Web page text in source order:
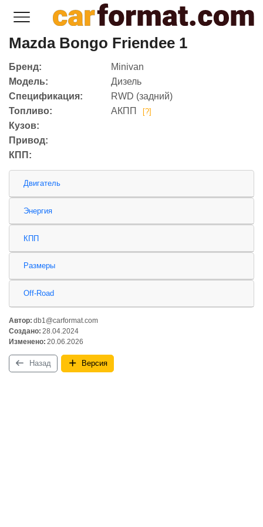
Mazda Bongo Friendee 1
Бренд:
Модель:
Спецификация:
Топливо:
Кузов:
Привод:
КПП:
Minivan
Дизель
RWD (задний)
АКПП
[?]
Двигатель
Энергия
КПП
Размеры
Off-Road
Автор: db1@carformat.com
Создано: 28.04.2024
Изменено: 20.06.2026
Назад Версия